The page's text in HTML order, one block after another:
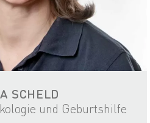
SCHELD
und Geburtshilfe